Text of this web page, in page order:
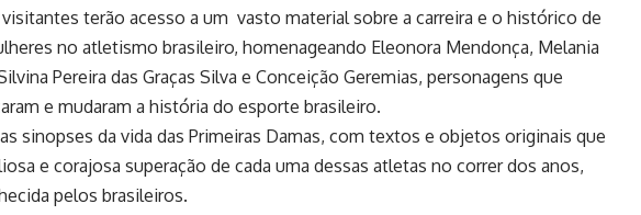
terão acesso a um vasto material sobre a carreira e o histórico de
no atletismo brasileiro, homenageando Eleonora Mendonça, Melania
Pereira das Graças Silva e Conceição Geremias, personagens que
e mudaram a história do esporte brasileiro.
sinopses da vida das Primeiras Damas, com textos e objetos originais que
e corajosa superação de cada uma dessas atletas no correr dos anos,
pelos brasileiros.